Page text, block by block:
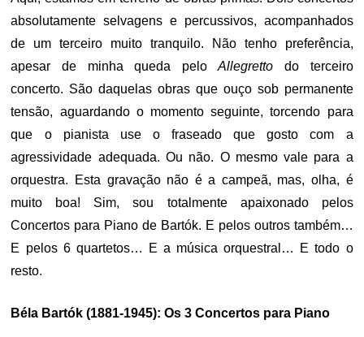
absolutamente selvagens e percussivos, acompanhados
de um terceiro muito tranquilo. Não tenho preferência,
apesar de minha queda peloAllegretto do terceiro
concerto. São daquelas obras que ouço sob permanente
tensão, aguardando o momento seguinte, torcendo para
que o pianista use o fraseado que gosto com a
agressividade adequada. Ou não. O mesmo vale para a
orquestra. Esta gravação não é a campeã, mas, olha, é
muito boa! Sim, sou totalmente apaixonado pelos
Concertos para Piano de Bartók. E pelos outros também…
E pelos 6 quartetos… E a música orquestral… E todo o
resto.
Béla Bartók (1881-1945): Os 3 Concertos para Piano